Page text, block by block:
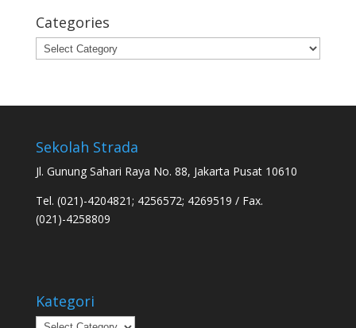
Categories
Categories
Sekolah Strada
Jl. Gunung Sahari Raya No. 88, Jakarta Pusat 10610
Tel. (021)-4204821; 4256572; 4269519 / Fax.
(021)-4258809
Kategori
Kategori